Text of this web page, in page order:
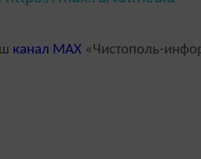
канал MAX «Чистополь-